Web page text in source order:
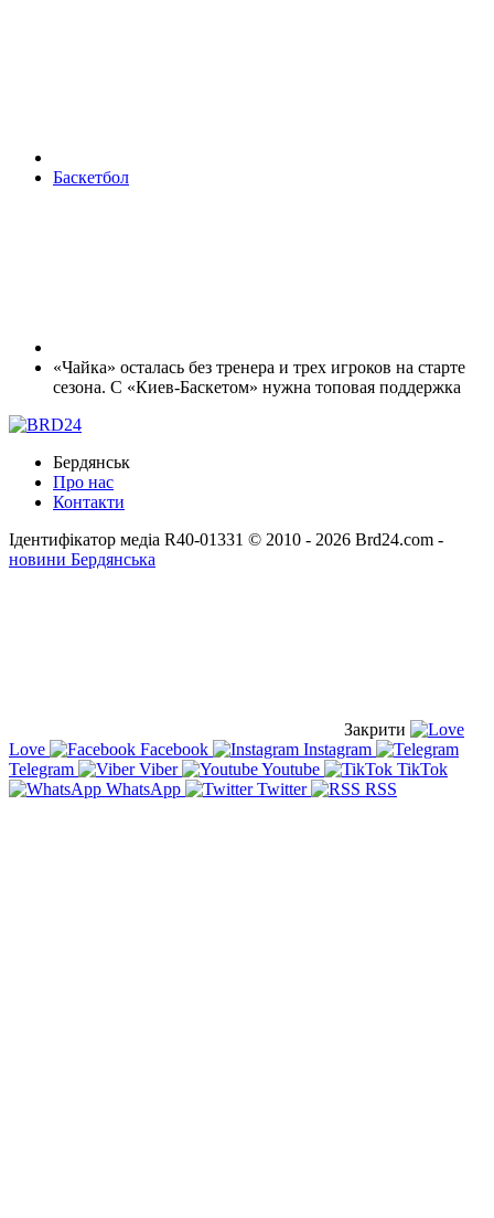
Баскетбол
«Чайка» осталась без тренера и трех игроков на старте
сезона. С «Киев-Баскетом» нужна топовая поддержка
Бердянськ
Про нас
Контакти
Ідентифікатор медіа R40-01331 © 2010 - 2026 Brd24.com -
новини Бердянська
Закрити
Love
Facebook
Instagram
Telegram
Viber Youtube
TikTok
WhatsApp
Twitter RSS